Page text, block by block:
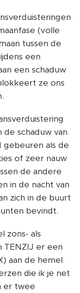
(volle
tussen de
een
een schaduw
ze ons
de schaduw van
gebeuren als de
of zeer nauw
de andere
in de nacht van
zich in de buurt
bevindt.
zons- als
TENZIJ er een
aan de hemel
die ik je net
er twee